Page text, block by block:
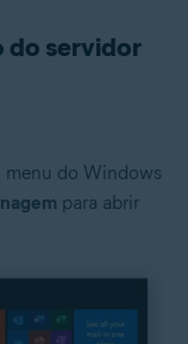
do servidor
menu do Windows
para abrir